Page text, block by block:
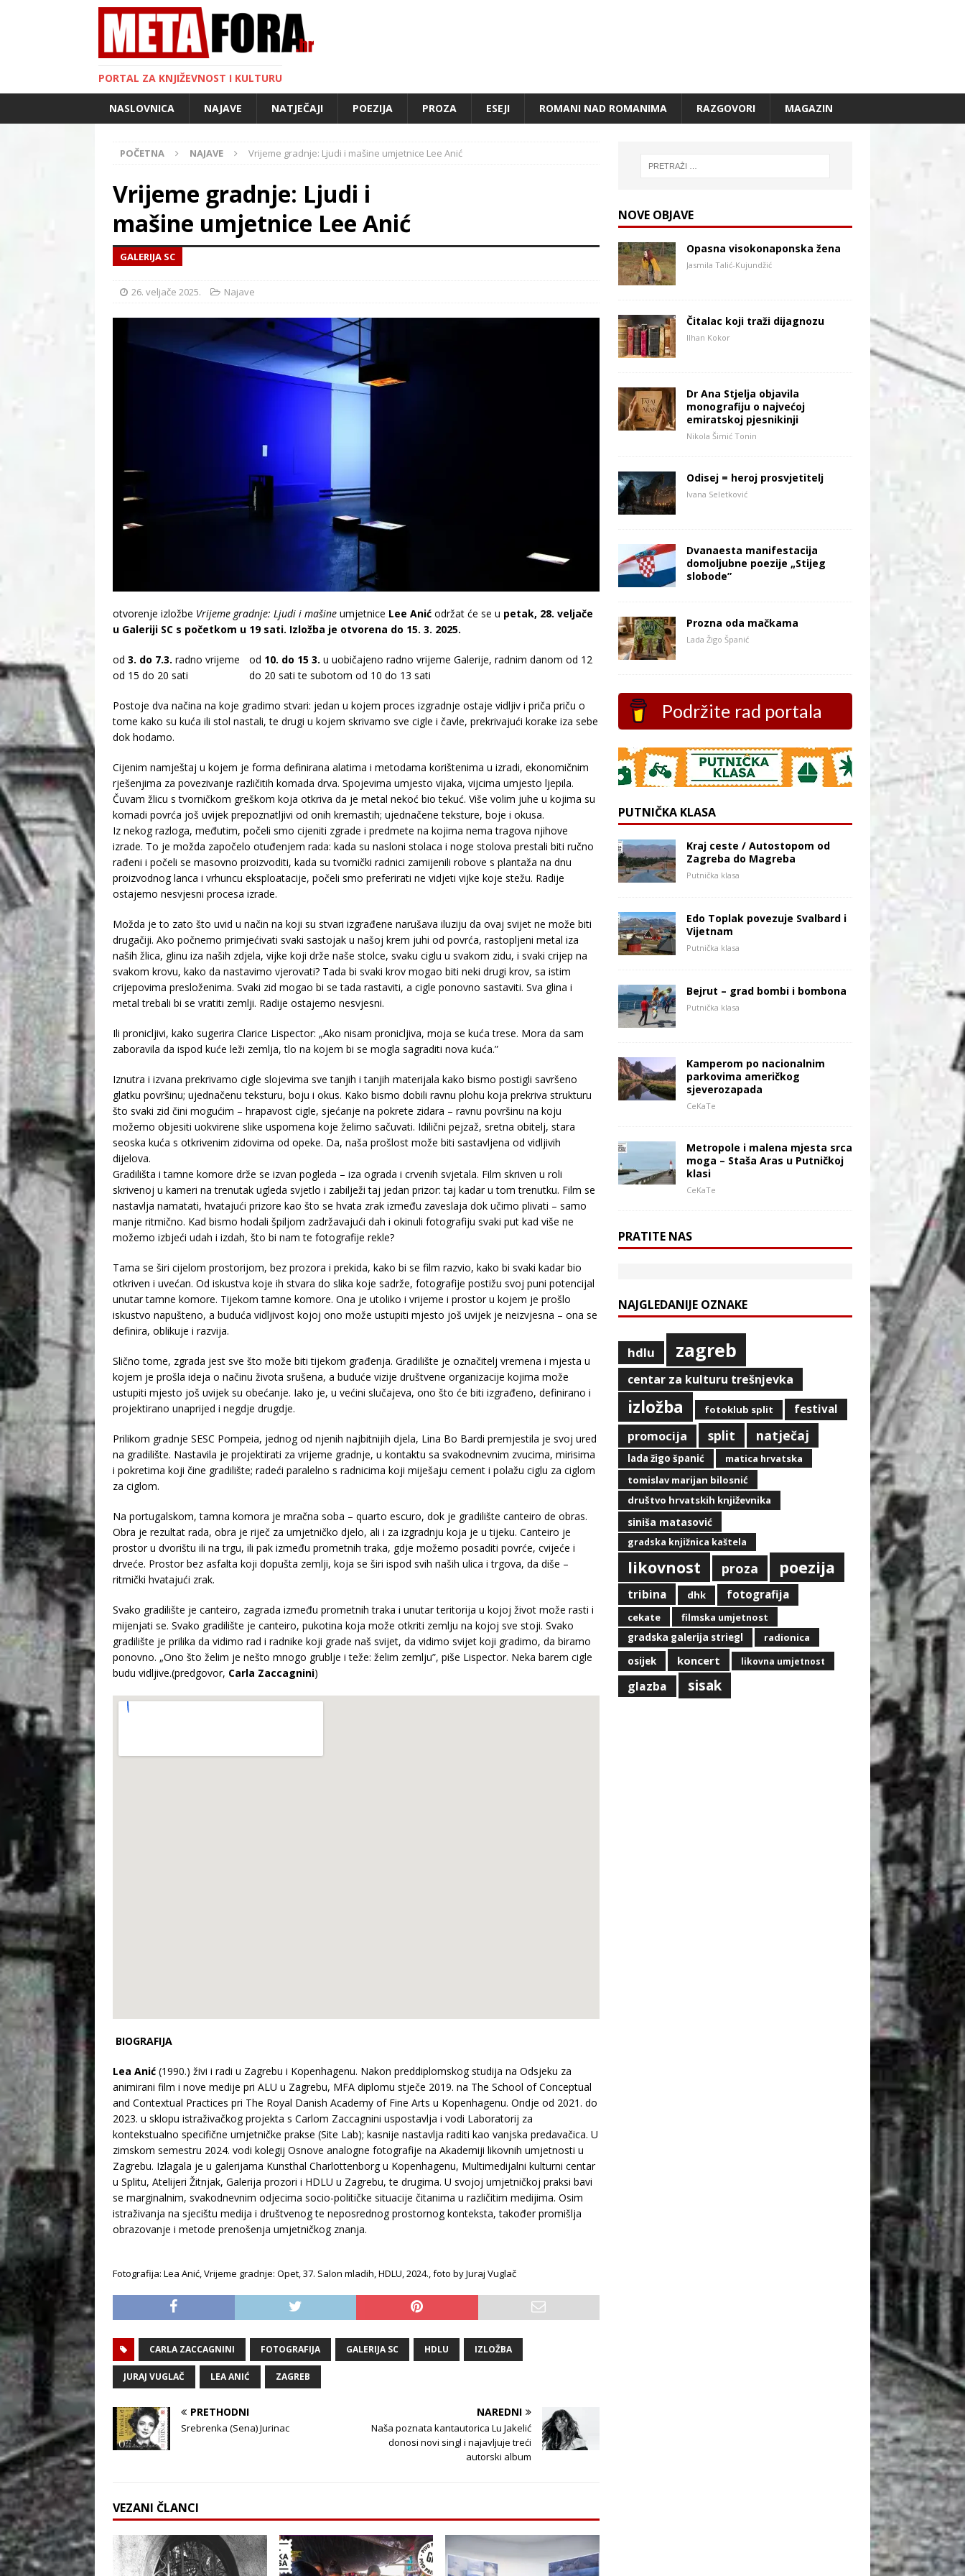
PORTAL ZA KNJIŽEVNOST I KULTURU
NASLOVNICA NAJAVE NATJEČAJI POEZIJA PROZA ESEJI ROMANI NAD ROMANIMA RAZGOVORI MAGAZIN
POČETNA NAJAVE Vrijeme gradnje: Ljudi i mašine umjetnice Lee Anić
Vrijeme gradnje: Ljudi i
mašine umjetnice Lee Anić
GALERIJA SC
26. veljače 2025. Najave
otvorenje izložbe Vrijeme gradnje: Ljudi i mašine umjetnice Lee Anić održat će se u petak, 28. veljače
u Galeriji SC s početkom u 19 sati. Izložba je otvorena do 15. 3. 2025.
od 3. do 7.3. radno vrijeme
od 15 do 20 sati
od 10. do 15 3. u uobičajeno radno vrijeme Galerije, radnim danom od 12
do 20 sati te subotom od 10 do 13 sati
Postoje dva načina na koje gradimo stvari: jedan u kojem proces izgradnje ostaje vidljiv i priča priču o
tome kako su kuća ili stol nastali, te drugi u kojem skrivamo sve cigle i čavle, prekrivajući korake iza sebe
dok hodamo.
Cijenim namještaj u kojem je forma definirana alatima i metodama korištenima u izradi, ekonomičnim
rješenjima za povezivanje različitih komada drva. Spojevima umjesto vijaka, vijcima umjesto ljepila.
Čuvam žlicu s tvorničkom greškom koja otkriva da je metal nekoć bio tekuć. Više volim juhe u kojima su
komadi povrća još uvijek prepoznatljivi od onih kremastih; ujednačene teksture, boje i okusa.
Iz nekog razloga, međutim, počeli smo cijeniti zgrade i predmete na kojima nema tragova njihove
izrade. To je možda započelo otuđenjem rada: kada su nasloni stolaca i noge stolova prestali biti ručno
rađeni i počeli se masovno proizvoditi, kada su tvornički radnici zamijenili robove s plantaža na dnu
proizvodnog lanca i vrhuncu eksploatacije, počeli smo preferirati ne vidjeti vijke koje stežu. Radije
ostajemo nesvjesni procesa izrade.
Možda je to zato što uvid u način na koji su stvari izgrađene narušava iluziju da ovaj svijet ne može biti
drugačiji. Ako počnemo primjećivati svaki sastojak u našoj krem juhi od povrća, rastopljeni metal iza
naših žlica, glinu iza naših zdjela, vijke koji drže naše stolce, svaku ciglu u svakom zidu, i svaki crijep na
svakom krovu, kako da nastavimo vjerovati? Tada bi svaki krov mogao biti neki drugi krov, sa istim
crijepovima presloženima. Svaki zid mogao bi se tada rastaviti, a cigle ponovno sastaviti. Sva glina i
metal trebali bi se vratiti zemlji. Radije ostajemo nesvjesni.
Ili pronicljivi, kako sugerira Clarice Lispector: „Ako nisam pronicljiva, moja se kuća trese. Mora da sam
zaboravila da ispod kuće leži zemlja, tlo na kojem bi se mogla sagraditi nova kuća.”
Iznutra i izvana prekrivamo cigle slojevima sve tanjih i tanjih materijala kako bismo postigli savršeno
glatku površinu; ujednačenu teksturu, boju i okus. Kako bismo dobili ravnu plohu koja prekriva strukturu
što svaki zid čini mogućim – hrapavost cigle, sjećanje na pokrete zidara – ravnu površinu na koju
možemo objesiti uokvirene slike uspomena koje želimo sačuvati. Idilični pejzaž, sretna obitelj, stara
seoska kuća s otkrivenim zidovima od opeke. Da, naša prošlost može biti sastavljena od vidljivih
dijelova.
Gradilišta i tamne komore drže se izvan pogleda – iza ograda i crvenih svjetala. Film skriven u roli
skrivenoj u kameri na trenutak ugleda svjetlo i zabilježi taj jedan prizor: taj kadar u tom trenutku. Film se
nastavlja namatati, hvatajući prizore kao što se hvata zrak između zaveslaja dok učimo plivati – samo
manje ritmično. Kad bismo hodali špiljom zadržavajući dah i okinuli fotografiju svaki put kad više ne
možemo izbjeći udah i izdah, što bi nam te fotografije rekle?
Tama se širi cijelom prostorijom, bez prozora i prekida, kako bi se film razvio, kako bi svaki kadar bio
otkriven i uvećan. Od iskustva koje ih stvara do slika koje sadrže, fotografije postižu svoj puni potencijal
unutar tamne komore. Tijekom tamne komore. Ona je utoliko i vrijeme i prostor u kojem je prošlo
iskustvo napušteno, a buduća vidljivost kojoj ono može ustupiti mjesto još uvijek je neizvjesna – ona se
definira, oblikuje i razvija.
Slično tome, zgrada jest sve što može biti tijekom građenja. Gradilište je označitelj vremena i mjesta u
kojem je prošla ideja o načinu života srušena, a buduće vizije društvene organizacije kojima može
ustupiti mjesto još uvijek su obećanje. Iako je, u većini slučajeva, ono što će biti izgrađeno, definirano i
projektirano unaprijed i negdje drugdje.
Prilikom gradnje SESC Pompeia, jednog od njenih najbitnijih djela, Lina Bo Bardi premjestila je svoj ured
na gradilište. Nastavila je projektirati za vrijeme gradnje, u kontaktu sa svakodnevnim zvucima, mirisima
i pokretima koji čine gradilište; radeći paralelno s radnicima koji miješaju cement i polažu ciglu za ciglom
za ciglom.
Na portugalskom, tamna komora je mračna soba – quarto escuro, dok je gradilište canteiro de obras.
Obra je rezultat rada, obra je riječ za umjetničko djelo, ali i za izgradnju koja je u tijeku. Canteiro je
prostor u dvorištu ili na trgu, ili pak između prometnih traka, gdje možemo posaditi povrće, cvijeće i
drveće. Prostor bez asfalta koji dopušta zemlji, koja se širi ispod svih naših ulica i trgova, da diše –
ritmički hvatajući zrak.
Svako gradilište je canteiro, zagrada između prometnih traka i unutar teritorija u kojoj život može rasti i
mijenjati se. Svako gradilište je canteiro, pukotina koja može otkriti zemlju na kojoj sve stoji. Svako
gradilište je prilika da vidimo rad i radnike koji grade naš svijet, da vidimo svijet koji gradimo, da biramo
ponovno. „Ono što želim je nešto mnogo grublje i teže: želim zemlju”, piše Lispector. Neka barem cigle
budu vidljive.(predgovor, Carla Zaccagnini)
BIOGRAFIJA
Lea Anić (1990.) živi i radi u Zagrebu i Kopenhagenu. Nakon preddiplomskog studija na Odsjeku za
animirani film i nove medije pri ALU u Zagrebu, MFA diplomu stječe 2019. na The School of Conceptual
and Contextual Practices pri The Royal Danish Academy of Fine Arts u Kopenhagenu. Ondje od 2021. do
2023. u sklopu istraživačkog projekta s Carlom Zaccagnini uspostavlja i vodi Laboratorij za
kontekstualno specifične umjetničke prakse (Site Lab); kasnije nastavlja raditi kao vanjska predavačica. U
zimskom semestru 2024. vodi kolegij Osnove analogne fotografije na Akademiji likovnih umjetnosti u
Zagrebu. Izlagala je u galerijama Kunsthal Charlottenborg u Kopenhagenu, Multimedijalni kulturni centar
u Splitu, Atelijeri Žitnjak, Galerija prozori i HDLU u Zagrebu, te drugima. U svojoj umjetničkoj praksi bavi
se marginalnim, svakodnevnim odjecima socio-političke situacije čitanima u različitim medijima. Osim
istraživanja na sjecištu medija i društvenog te neposrednog prostornog konteksta, također promišlja
obrazovanje i metode prenošenja umjetničkog znanja.
Fotografija: Lea Anić, Vrijeme gradnje: Opet, 37. Salon mladih, HDLU, 2024., foto by Juraj Vuglač
CARLA ZACCAGNINI FOTOGRAFIJA GALERIJA SC HDLU IZLOŽBA
JURAJ VUGLAČ LEA ANIĆ ZAGREB
PRETHODNI
Srebrenka (Sena) Jurinac
NAREDNI
Naša poznata kantautorica Lu Jakelić
donosi novi singl i najavljuje treći
autorski album
VEZANI ČLANCI
NOVE OBJAVE
Opasna visokonaponska žena
Jasmila Talić-Kujundžić
Čitalac koji traži dijagnozu
Ilhan Kokor
Dr Ana Stjelja objavila
monografiju o najvećoj
emiratskoj pjesnikinji
Nikola Šimić Tonin
Odisej = heroj prosvjetitelj
Ivana Seletković
Dvanaesta manifestacija
domoljubne poezije „Stijeg
slobode”
Prozna oda mačkama
Lada Žigo Španić
Podržite rad portala
PUTNIČKA KLASA
Kraj ceste / Autostopom od
Zagreba do Magreba
Putnička klasa
Edo Toplak povezuje Svalbard i
Vijetnam
Putnička klasa
Bejrut – grad bombi i bombona
Putnička klasa
Kamperom po nacionalnim
parkovima američkog
sjeverozapada
CeKaTe
Metropole i malena mjesta srca
moga – Staša Aras u Putničkoj
klasi
CeKaTe
PRATITE NAS
NAJGLEDANIJE OZNAKE
hdlu zagreb
centar za kulturu trešnjevka
izložba fotoklub split festival
promocija split natječaj
lada žigo španić
matica hrvatska
tomislav marijan bilosnić
društvo hrvatskih književnika
siniša matasović
gradska knjižnica kaštela
likovnost proza poezija
tribina dhk fotografija
cekate
filmska umjetnost
gradska galerija striegl
radionica
osijek
koncert likovna umjetnost
glazba sisak